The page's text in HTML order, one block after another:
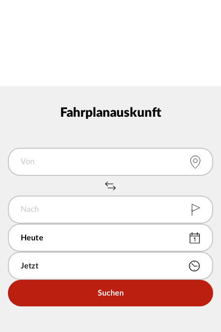
Fahrplanauskunft
Von
Von und Nach tauschen
Nach
Suchen